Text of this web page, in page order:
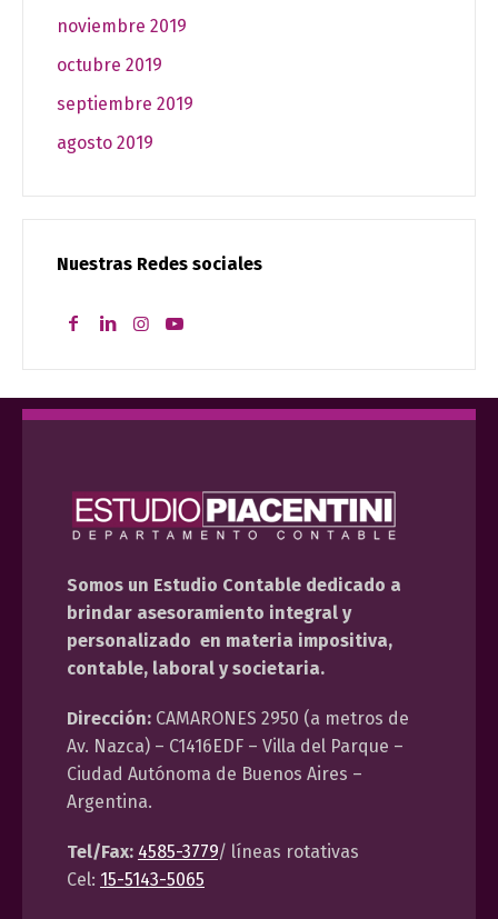
noviembre 2019
octubre 2019
septiembre 2019
agosto 2019
Nuestras Redes sociales
Somos un Estudio Contable dedicado a
brindar asesoramiento integral y
personalizado en materia impositiva,
contable, laboral y societaria.
Dirección: CAMARONES 2950 (a metros de
Av. Nazca) – C1416EDF – Villa del Parque –
Ciudad Autónoma de Buenos Aires –
Argentina.
Tel/Fax: 4585-3779/ líneas rotativas
Cel: 15-5143-5065